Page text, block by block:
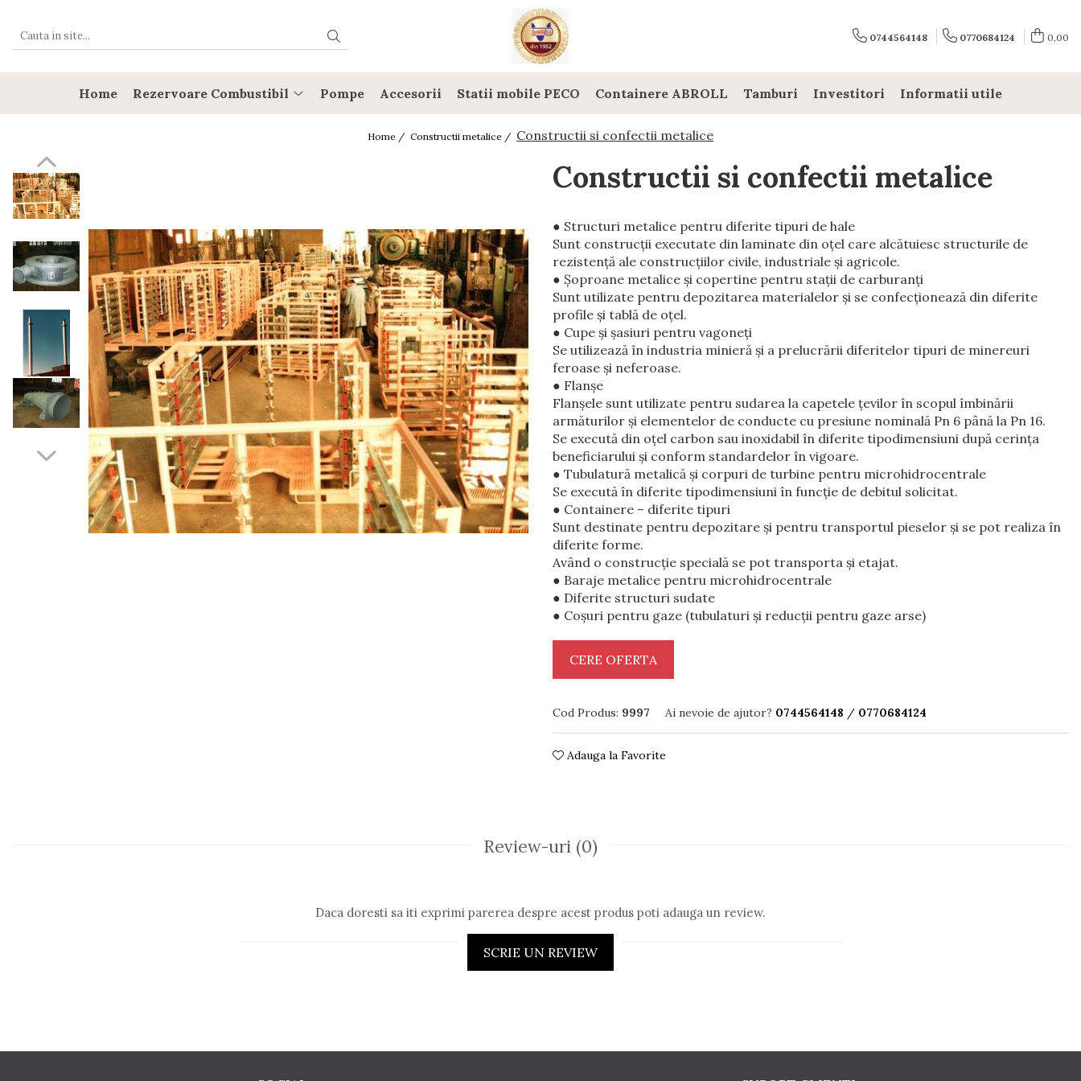
Rezervoare Combustibil
Rezervore stocare APA
0744564148 0770684124 0,00
Home Rezervoare Combustibil Pompe Accesorii Statii mobile PECO Containere ABROLL Tamburi Investitori Informatii utile
Home / Constructii metalice / Constructii si confectii metalice
Constructii si confectii metalice
● Structuri metalice pentru diferite tipuri de hale
Sunt construcţii executate din laminate din oţel care alcătuiesc structurile de
rezistenţă ale construcţiilor civile, industriale şi agricole.
● Şoproane metalice şi copertine pentru staţii de carburanţi
Sunt utilizate pentru depozitarea materialelor şi se confecţionează din diferite
profile şi tablă de oţel.
● Cupe şi şasiuri pentru vagoneţi
Se utilizează în industria minieră şi a prelucrării diferitelor tipuri de minereuri
feroase şi neferoase.
● Flanşe
Flanşele sunt utilizate pentru sudarea la capetele ţevilor în scopul îmbinării
armăturilor şi elementelor de conducte cu presiune nominală Pn 6 până la Pn 16.
Se execută din oţel carbon sau inoxidabil în diferite tipodimensiuni după cerinţa
beneficiarului şi conform standardelor în vigoare.
● Tubulatură metalică şi corpuri de turbine pentru microhidrocentrale
Se execută în diferite tipodimensiuni în funcţie de debitul solicitat.
● Containere – diferite tipuri
Sunt destinate pentru depozitare şi pentru transportul pieselor şi se pot realiza în
diferite forme.
Având o construcţie specială se pot transporta şi etajat.
● Baraje metalice pentru microhidrocentrale
● Diferite structuri sudate
● Coşuri pentru gaze (tubulaturi şi reducţii pentru gaze arse)
CERE OFERTA
Cod Produs: 9997 Ai nevoie de ajutor? 0744564148 / 0770684124
Adauga la Favorite
Review-uri (0)
Daca doresti sa iti exprimi parerea despre acest produs poti adauga un review.
SCRIE UN REVIEW